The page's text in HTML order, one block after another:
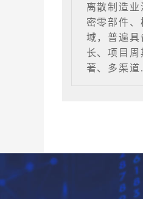
离散制造
密零部件
域，普遍具
长、项目
著、多渠